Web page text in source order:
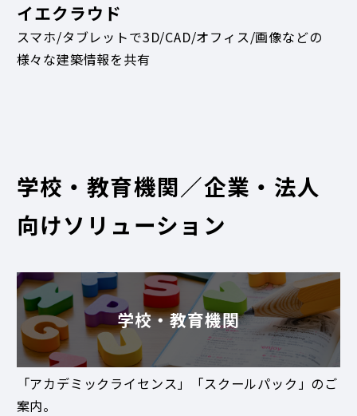
イエクラウド
スマホ/タブレットで3D/CAD/オフィス/画像などの
様々な建築情報を共有
学校・教育機関／企業・法人
向けソリューション
学校・教育機関
「アカデミックライセンス」「スクールパック」のご
案内。